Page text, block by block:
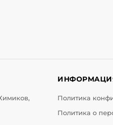
Политика
Политика о